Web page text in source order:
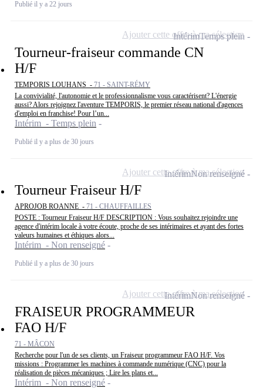
Publié il y a 22 jours
Tourneur-fraiseur commande CN
H/F
TEMPORIS LOUHANS - 71 - SAINT-RÉMY
La convivialité, l'autonomie et le professionnalisme vous caractérisent? L'énergie
aussi? Alors rejoignez l'aventure TEMPORIS, le premier réseau national d'agences
d'emploi en franchise! Pour l’un...
Intérim - Temps plein
Publié il y a plus de 30 jours
IntérimTemps plein
Ajouter cette offre à ma sélection
Tourneur Fraiseur H/F
APROJOB ROANNE - 71 - CHAUFFAILLES
POSTE : Tourneur Fraiseur H/F DESCRIPTION : Vous souhaitez rejoindre une
agence d'intérim locale à votre écoute, proche de ses intérimaires et ayant des fortes
valeurs humaines et éthiques alors...
Intérim - Non renseigné
Publié il y a plus de 30 jours
IntérimNon renseigné
Ajouter cette offre à ma sélection
FRAISEUR PROGRAMMEUR
FAO H/F
71 - MÂCON
Recherche pour l'un de ses clients, un Fraiseur programmeur FAO H/F. Vos
missions : Programmer les machines à commande numérique (CNC) pour la
réalisation de pièces mécaniques ; Lire les plans et...
Intérim - Non renseigné
IntérimNon renseigné
Ajouter cette offre à ma sélection